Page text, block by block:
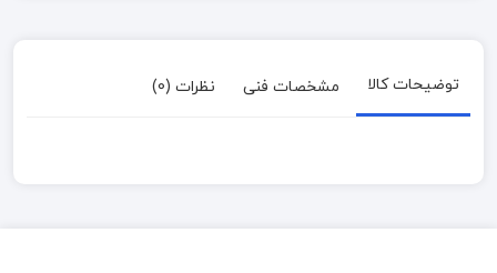
توضیحات کالا مشخصات فنی نظرات (0)